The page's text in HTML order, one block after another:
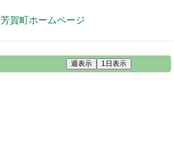
芳賀町ホームページ
週表示 1日表示